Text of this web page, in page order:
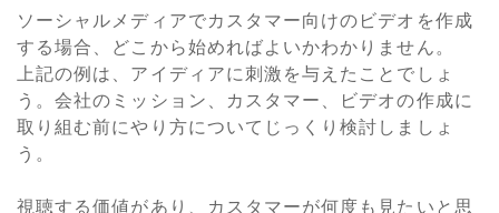
ソーシャルメディアでカスタマー向けのビデオを作成
する場合、どこから始めればよいかわかりません。
上記の例は、アイディアに刺激を与えたことでしょ
う。会社のミッション、カスタマー、ビデオの作成に
取り組む前にやり方についてじっくり検討しましょ
う。
視聴する価値があり、カスタマーが何度も見たいと思